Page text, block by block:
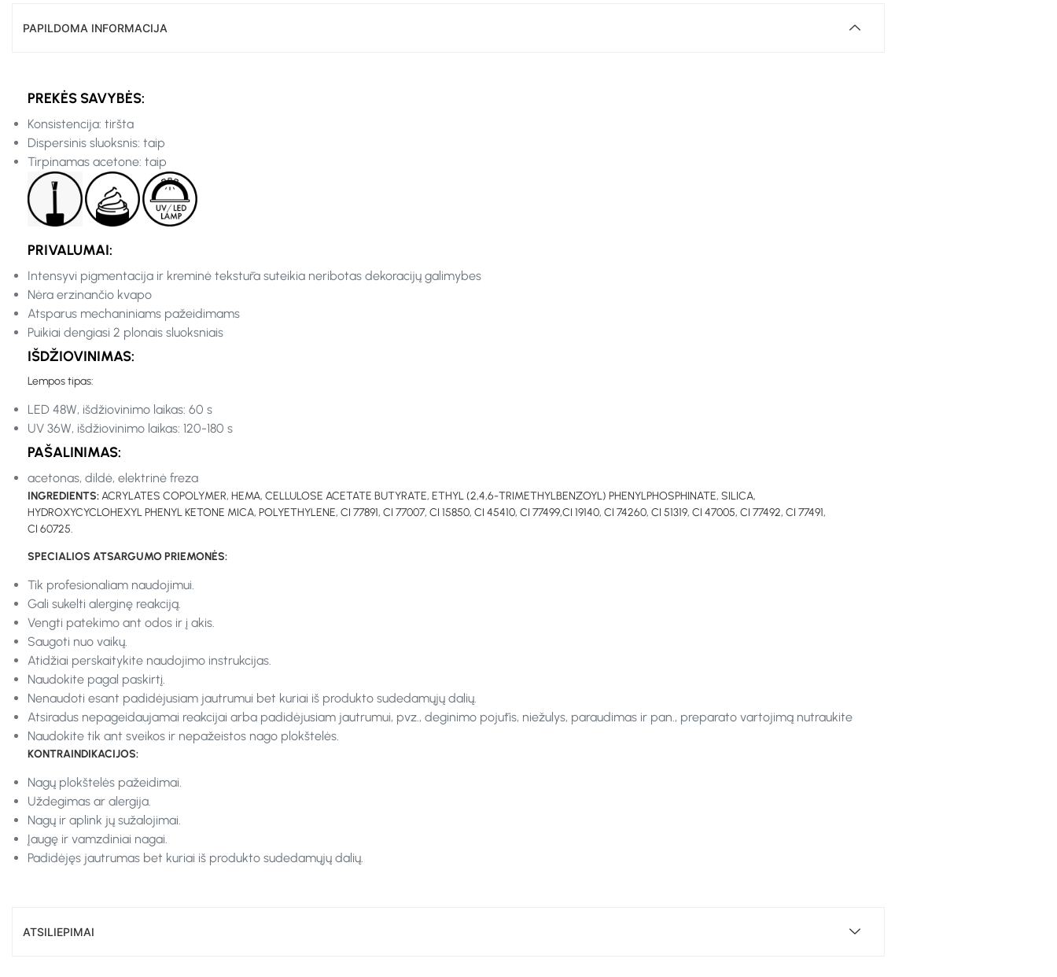
PAPILDOMA INFORMACIJA
PREKĖS SAVYBĖS:
Konsistencija: tiršta
Dispersinis sluoksnis: taip
Tirpinamas acetone: taip
PRIVALUMAI:
Intensyvi pigmentacija ir kreminė tekstūra suteikia neribotas dekoracijų galimybes
Nėra erzinančio kvapo
Atsparus mechaniniams pažeidimams
Puikiai dengiasi 2 plonais sluoksniais
IŠDŽIOVINIMAS:
Lempos tipas:
LED 48W, išdžiovinimo laikas: 60 s
UV 36W, išdžiovinimo laikas: 120-180 s
PAŠALINIMAS:
acetonas, dildė, elektrinė freza
INGREDIENTS:ACRYLATES COPOLYMER, HEMA, CELLULOSE ACETATE BUTYRATE, ETHYL (2,4,6-TRIMETHYLBENZOYL) PHENYLPHOSPHINATE, SILICA,
HYDROXYCYCLOHEXYL PHENYL KETONE MICA, POLYETHYLENE, CI 77891, CI 77007, CI 15850, CI 45410, CI 77499,CI 19140, CI 74260, CI 51319, CI 47005, CI 77492, CI 77491,
CI 60725.
SPECIALIOS ATSARGUMO PRIEMONĖS:
Tik profesionaliam naudojimui.
Gali sukelti alerginę reakciją.
Vengti patekimo ant odos ir į akis.
Saugoti nuo vaikų.
Atidžiai perskaitykite naudojimo instrukcijas.
Naudokite pagal paskirtį.
Nenaudoti esant padidėjusiam jautrumui bet kuriai iš produkto sudedamųjų dalių.
Atsiradus nepageidaujamai reakcijai arba padidėjusiam jautrumui, pvz., deginimo pojūtis, niežulys, paraudimas ir pan., preparato vartojimą nutraukite
Naudokite tik ant sveikos ir nepažeistos nago plokštelės.
KONTRAINDIKACIJOS:
Nagų plokštelės pažeidimai.
Uždegimas ar alergija.
Nagų ir aplink jų sužalojimai.
Įaugę ir vamzdiniai nagai.
Padidėjęs jautrumas bet kuriai iš produkto sudedamųjų dalių.
ATSILIEPIMAI